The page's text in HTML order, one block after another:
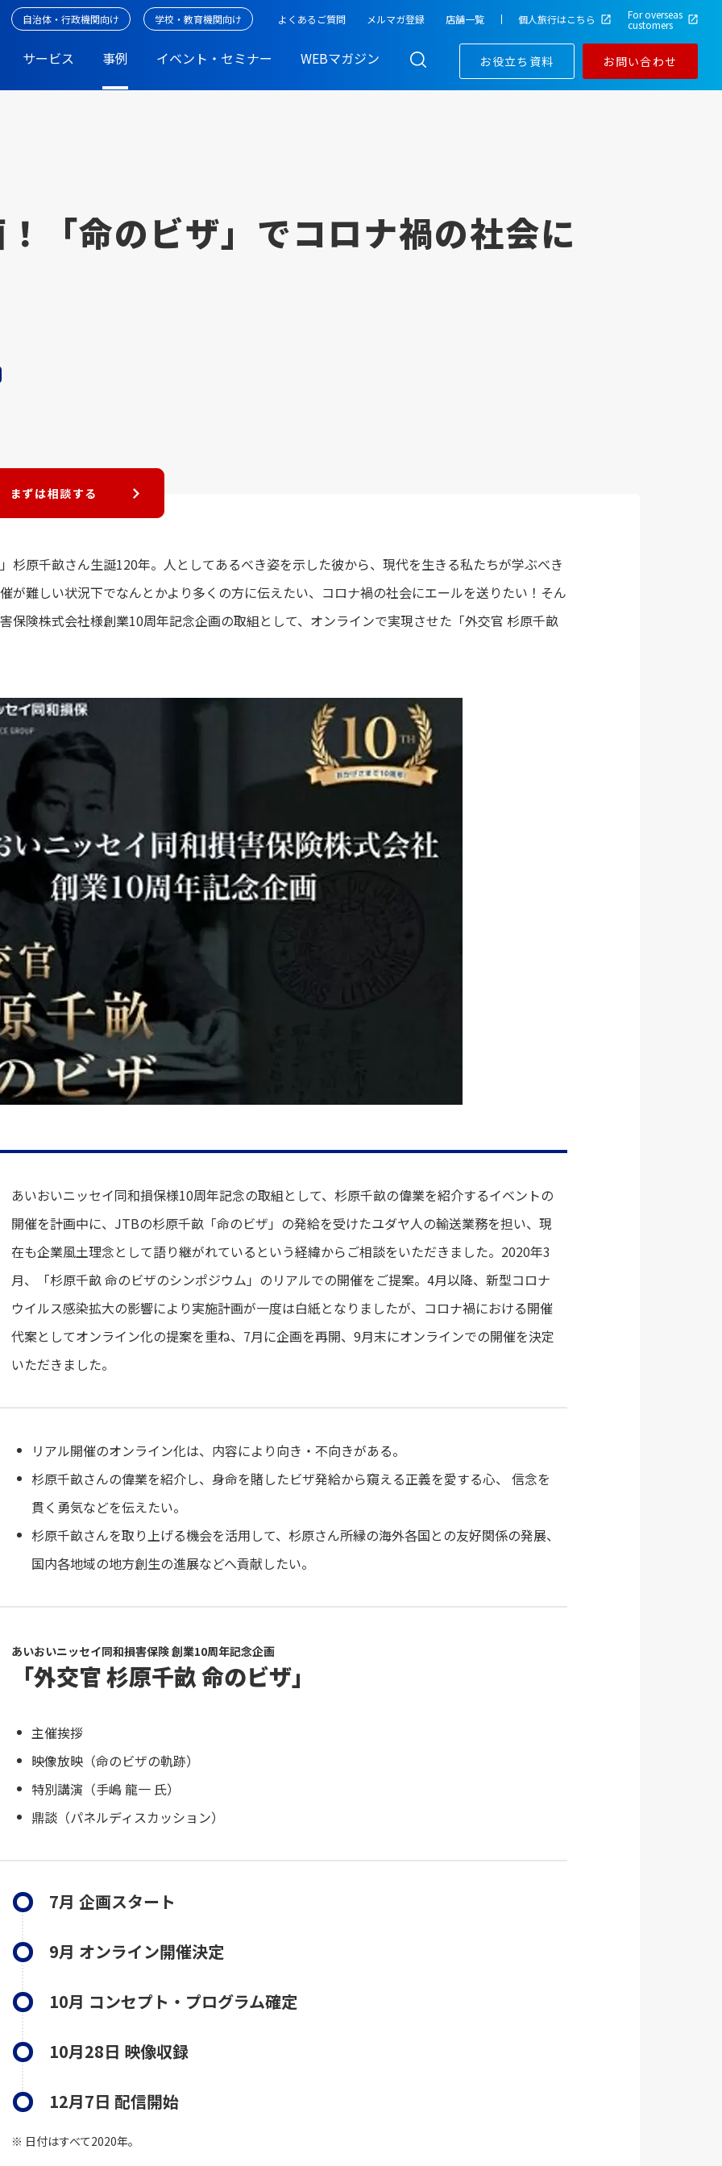
自治体・行政機関向け 学校・教育機関向け よくあるご質問 メルマガ登録 店舗一覧 個人旅行はこちら For overseas
customers
サービス 事例 イベント・セミナー WEBマガジン お役立ち資料 お問い合わせ
「命のビザ」でコロナ禍の社会に
まずは相談する
杉原千畝さん生誕120年。人としてあるべき姿を示した彼から、現代を生きる私たちが学ぶべき
が難しい状況下でなんとかより多くの方に伝えたい、コロナ禍の社会にエールを送りたい！そん
保険株式会社様創業10周年記念企画の取組として、オンラインで実現させた「外交官 杉原千畝
あいおいニッセイ同和損保様10周年記念の取組として、杉原千畝の偉業を紹介するイベントの
開催を計画中に、JTBの杉原千畝「命のビザ」の発給を受けたユダヤ人の輸送業務を担い、現
在も企業風土理念として語り継がれているという経緯からご相談をいただきました。2020年3
月、「杉原千畝 命のビザのシンポジウム」のリアルでの開催をご提案。4月以降、新型コロナ
ウイルス感染拡大の影響により実施計画が一度は白紙となりましたが、コロナ禍における開催
代案としてオンライン化の提案を重ね、7月に企画を再開、9月末にオンラインでの開催を決定
いただきました。
リアル開催のオンライン化は、内容により向き・不向きがある。
杉原千畝さんの偉業を紹介し、身命を賭したビザ発給から窺える正義を愛する心、 信念を
貫く勇気などを伝えたい。
杉原千畝さんを取り上げる機会を活用して、杉原さん所縁の海外各国との友好関係の発展、
国内各地域の地方創生の進展などへ貢献したい。
あいおいニッセイ同和損害保険 創業10周年記念企画
「外交官 杉原千畝 命のビザ」
主催挨拶
映像放映（命のビザの軌跡）
特別講演（手嶋 龍一 氏）
鼎談（パネルディスカッション）
7月 企画スタート
9月 オンライン開催決定
10月 コンセプト・プログラム確定
10月28日 映像収録
12月7日 配信開始
日付はすべて2020年。